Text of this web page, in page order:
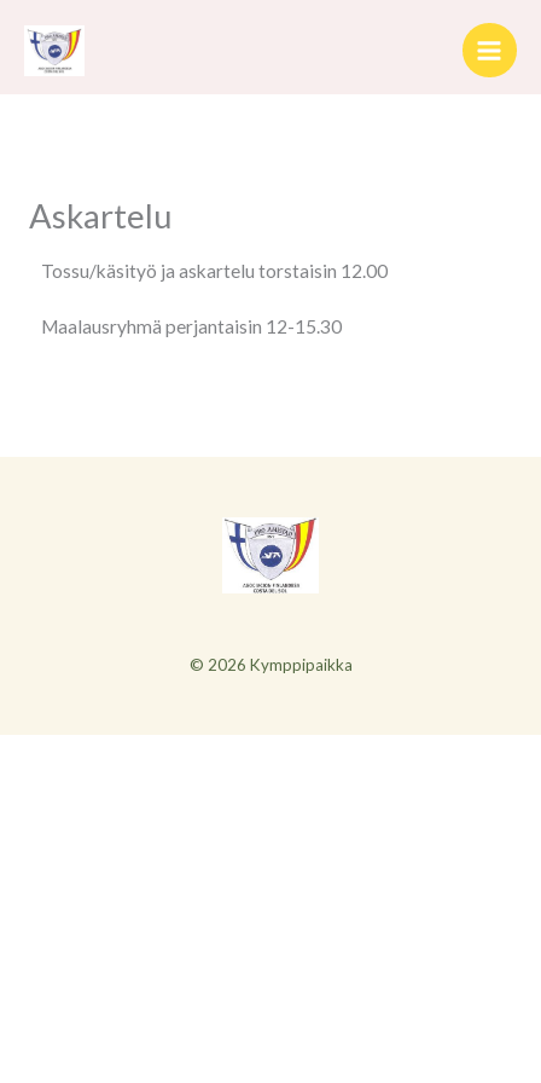
sisältöön
Askartelu
Tossu/käsityö ja askartelu torstaisin 12.00
Maalausryhmä perjantaisin 12-15.30
© 2026 Kymppipaikka